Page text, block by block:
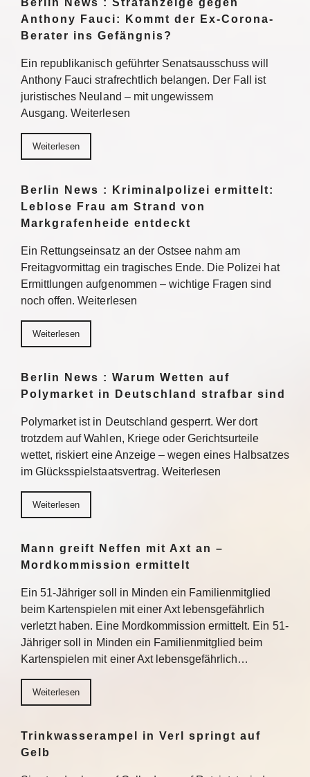
Berlin News : Strafanzeige gegen
Anthony Fauci: Kommt der Ex-Corona-
Berater ins Gefängnis?
Ein republikanisch geführter Senatsausschuss will
Anthony Fauci strafrechtlich belangen. Der Fall ist
juristisches Neuland – mit ungewissem
Ausgang. Weiterlesen
Weiterlesen
Berlin News : Kriminalpolizei ermittelt:
Leblose Frau am Strand von
Markgrafenheide entdeckt
Ein Rettungseinsatz an der Ostsee nahm am
Freitagvormittag ein tragisches Ende. Die Polizei hat
Ermittlungen aufgenommen – wichtige Fragen sind
noch offen. Weiterlesen
Weiterlesen
Berlin News : Warum Wetten auf
Polymarket in Deutschland strafbar sind
Polymarket ist in Deutschland gesperrt. Wer dort
trotzdem auf Wahlen, Kriege oder Gerichtsurteile
wettet, riskiert eine Anzeige – wegen eines Halbsatzes
im Glücksspielstaatsvertrag. Weiterlesen
Weiterlesen
Mann greift Neffen mit Axt an –
Mordkommission ermittelt
Ein 51-Jähriger soll in Minden ein Familienmitglied
beim Kartenspielen mit einer Axt lebensgefährlich
verletzt haben. Eine Mordkommission ermittelt. Ein 51-
Jähriger soll in Minden ein Familienmitglied beim
Kartenspielen mit einer Axt lebensgefährlich…
Weiterlesen
Trinkwasserampel in Verl springt auf
Gelb